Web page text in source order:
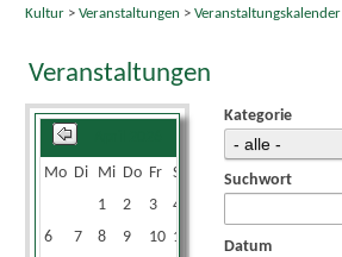
Kultur> Veranstaltungen > Veranstaltungskalender
Veranstaltungen
Mo Di Mi Do Fr Sa
1
2 3 4
6
7 8 9 10 11
Kategorie
Suchwort
Datum